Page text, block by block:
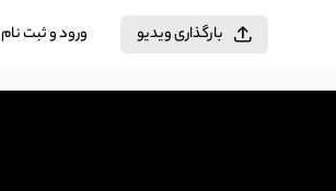
بارگذاری ویدیو ورود و ثبت نام